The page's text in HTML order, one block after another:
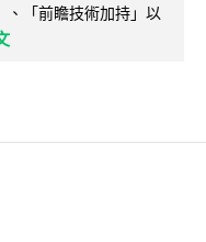
「前瞻技術加持」以